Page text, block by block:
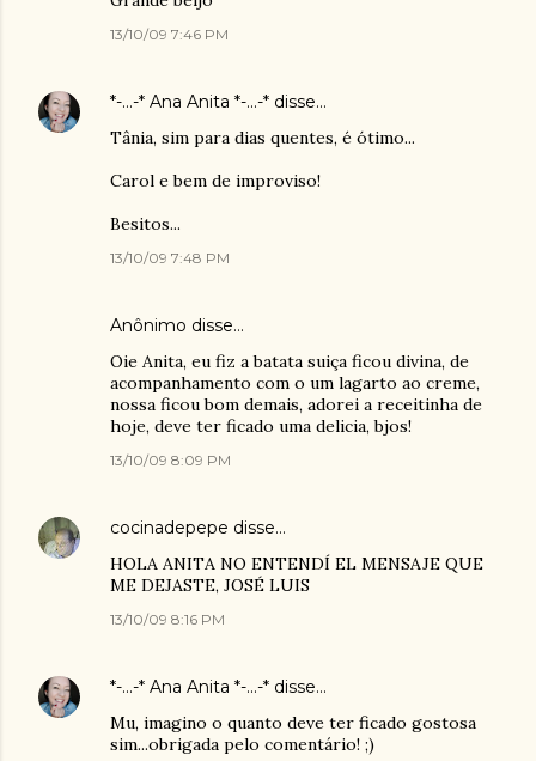
13/10/09 7:46 PM
*-...-* Ana Anita *-...-* disse…
Tânia, sim para dias quentes, é ótimo...
Carol e bem de improviso!
Besitos...
13/10/09 7:48 PM
Anônimo disse…
Oie Anita, eu fiz a batata suiça ficou divina, de
acompanhamento com o um lagarto ao creme,
nossa ficou bom demais, adorei a receitinha de
hoje, deve ter ficado uma delicia, bjos!
13/10/09 8:09 PM
cocinadepepe disse…
HOLA ANITA NO ENTENDÍ EL MENSAJE QUE
ME DEJASTE, JOSÉ LUIS
13/10/09 8:16 PM
*-...-* Ana Anita *-...-* disse…
Mu, imagino o quanto deve ter ficado gostosa
sim...obrigada pelo comentário! ;)